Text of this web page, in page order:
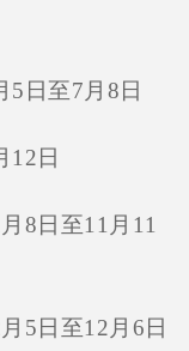
5日至7月8日
12日
8日至11月11
5日至12月6日